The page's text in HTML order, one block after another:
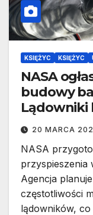
KSIĘŻYC KSIĘŻYC
NASA
budowy
Lądowniki
20 MARCA
NASA
przyspieszenia
Agencja
częstotliwości
lądowników,